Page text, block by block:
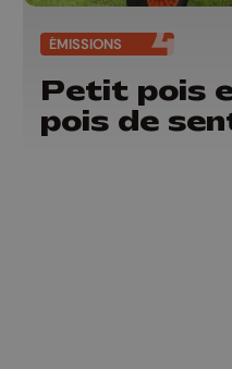
ÉMISSIONS
Petit pois
pois de